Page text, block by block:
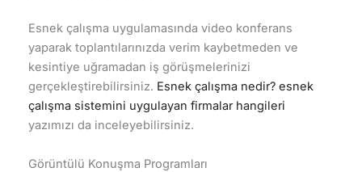
Esnek çalışma uygulamasında video konferans
yaparak toplantılarınızda verim kaybetmeden ve
kesintiye uğramadan iş görüşmelerinizi
gerçekleştirebilirsiniz. Esnek çalışma nedir? esnek
çalışma sistemini uygulayan firmalar hangileri
yazımızı da inceleyebilirsiniz.
Görüntülü Konuşma Programları